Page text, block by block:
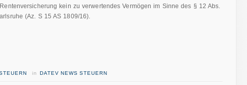
kein zu verwertendes Vermögen im Sinne des § 12 Abs.
(Az. S 15 AS 1809/16).
in DATEV NEWS STEUERN